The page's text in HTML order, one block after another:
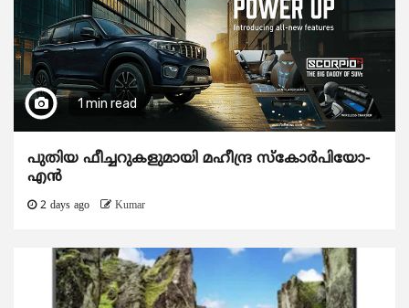
1 min read
പുതിയ ഫീച്ചറുകളുമായി മഹീന്ദ്ര സ്കോർപിയോ-
എൻ
2 days ago Kumar